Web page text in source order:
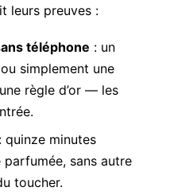
leurs preuves :
téléphone : un
simplement une
règle d’or — les
: quinze minutes
sans autre
toucher.